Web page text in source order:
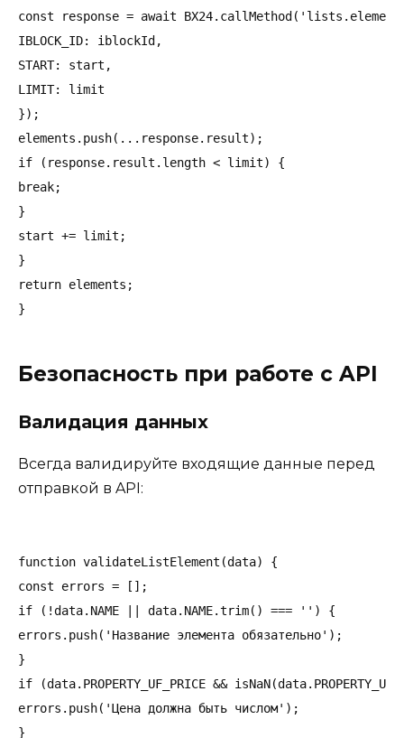
const response = await
IBLOCK_ID: iblockId,
START: start,
LIMIT: limit
});
elements.push(...response.result);
if (response.result.length < limit) {
break;
}
start += limit;
}
return elements;
Безопасность при работе с API
Валидация данных
Всегда валидируйте входящие данные перед
отправкой в API:
function validateListElement(data) {
const errors = [];
if (!data.NAME || data.NAME.trim() === '') {
errors.push('Название элемента обязательно');
}
if (data.PROPERTY_UF_PRICE &&
errors.push('Цена должна быть числом');
}